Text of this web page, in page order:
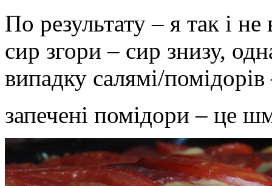
По результату – я так і
сир згори – сир знизу,
випадку салямі/
запечені помідори – це